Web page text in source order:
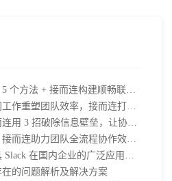
打通部门协作脉络：5 个方法 + 接而连构建顺畅联动团队
告别单打独斗：协同工作重塑团队效率，接而连打造数据合规协作空间
部门各自为战？接而连用 3 招破除信息壁垒，让协作效率翻倍
破解内部协同困局：接而连助力团队全流程协作效率翻倍
社交化团队协作工具 Slack 在国内企业的广泛应用：优点与局限性
的问题解析及解决方案